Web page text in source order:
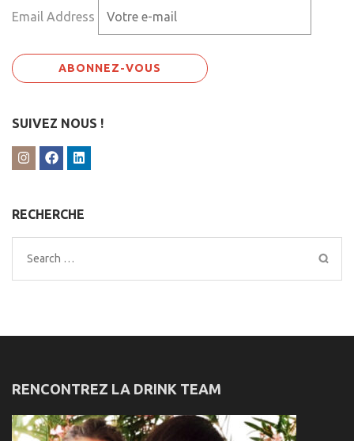
Email Address
SUIVEZ NOUS !
RECHERCHE
Search
for:
RENCONTREZ LA DRINK TEAM